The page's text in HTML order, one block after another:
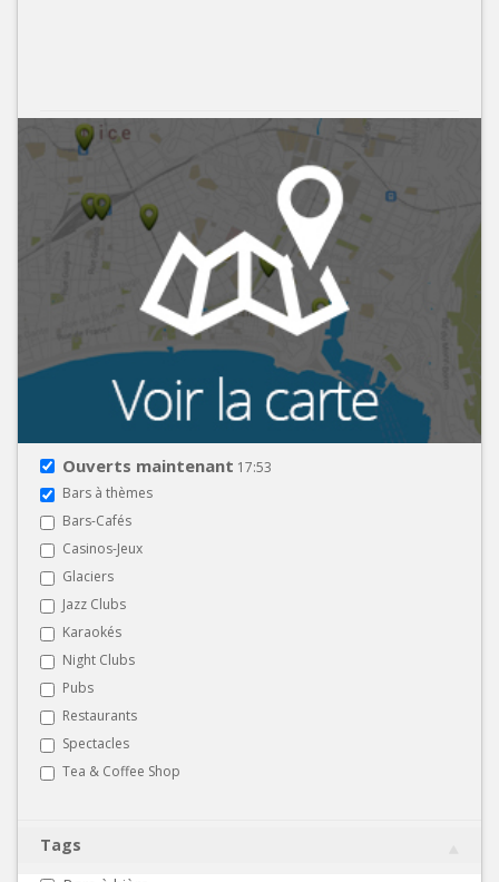
Ouverts maintenant 17:53
Bars à thèmes
Bars-Cafés
Casinos-Jeux
Glaciers
Jazz Clubs
Karaokés
Night Clubs
Pubs
Restaurants
Spectacles
Tea & Coffee Shop
Tags